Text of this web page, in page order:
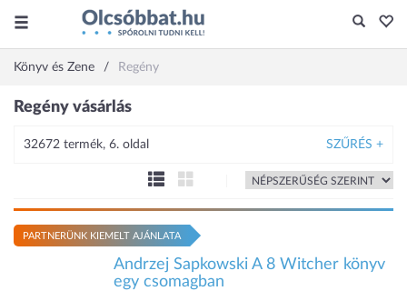
Könyv és Zene Regény
Regény vásárlás
32672 termék, 6. oldal SZŰRÉS +
PARTNERÜNK KIEMELT AJÁNLATA
Andrzej Sapkowski A 8 Witcher könyv
egy csomagban